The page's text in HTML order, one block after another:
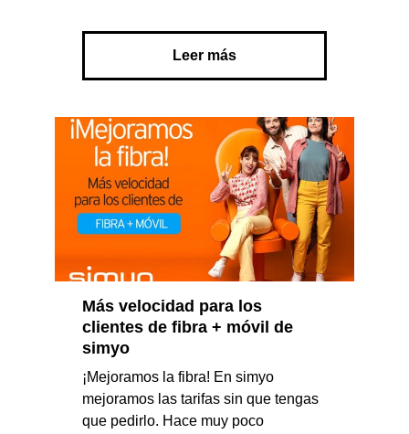
Leer más
Más velocidad para los
clientes de fibra + móvil de
simyo
¡Mejoramos la fibra! En simyo
mejoramos las tarifas sin que tengas
que pedirlo. Hace muy poco